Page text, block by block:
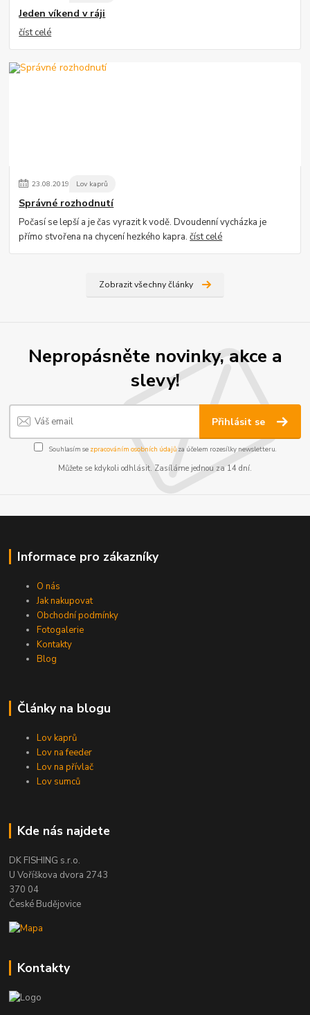
Jeden víkend v ráji
číst celé
23.08.2019 Lov kaprů
Správné rozhodnutí
Počasí se lepší a je čas vyrazit k vodě. Dvoudenní vycházka je
přímo stvořena na chycení hezkého kapra.číst celé
Zobrazit všechny články
Nepropásněte novinky, akce a
slevy!
Přihlásit se
Souhlasím se zpracováním osobních údajůza účelem rozesílky newsletteru.
Můžete se kdykoli odhlásit. Zasíláme jednou za 14 dní.
Informace pro zákazníky
O nás
Jak nakupovat
Obchodní podmínky
Fotogalerie
Kontakty
Blog
Články na blogu
Lov kaprů
Lov na feeder
Lov na přívlač
Lov sumců
Kde nás najdete
DK FISHING s.r.o.
U Voříškova dvora 2743
370 04
České Budějovice
Kontakty